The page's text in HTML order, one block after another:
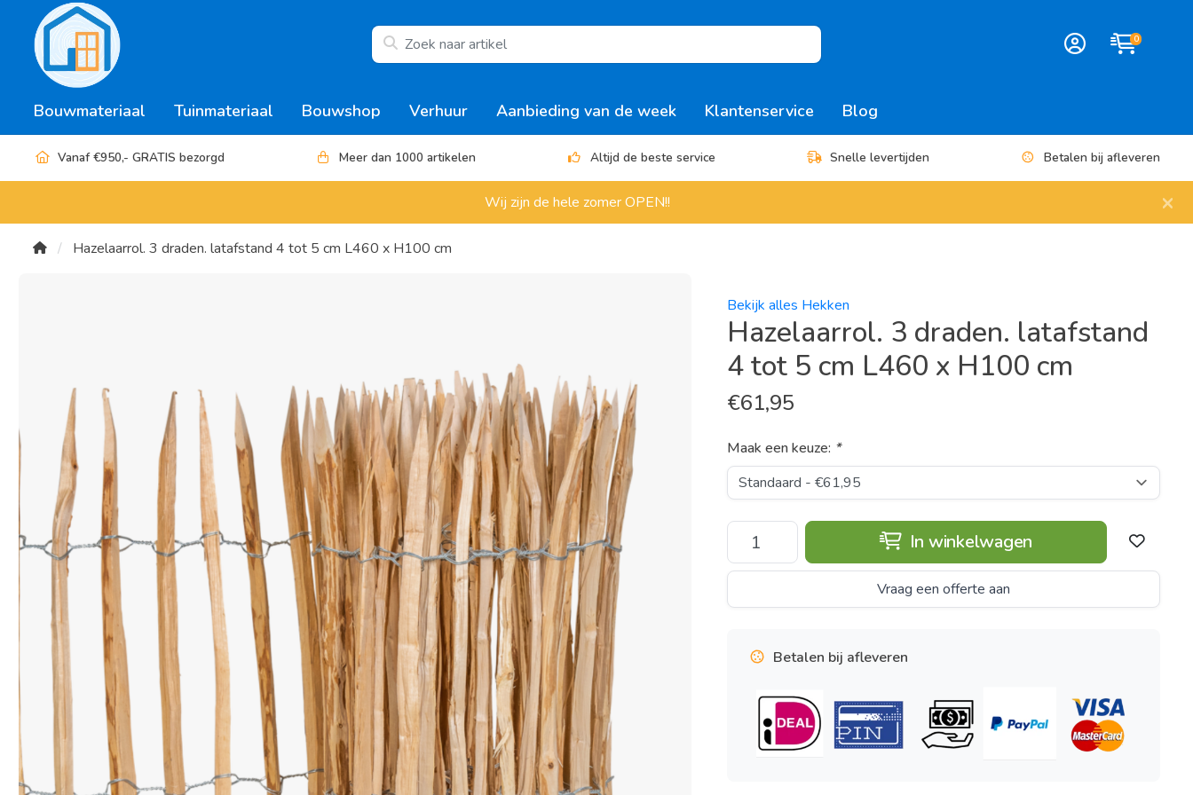
0
Bouwmateriaal Tuinmateriaal Bouwshop Verhuur Aanbieding van de week Klantenservice Blog
Vanaf €950,- GRATIS bezorgd Meer dan 1000 artikelen Altijd de beste service Snelle levertijden Betalen bij afleveren
Wij zijn de hele zomer OPEN!! ×
Hazelaarrol. 3 draden. latafstand 4 tot 5 cm L460 x H100 cm
Bekijk alles Hekken
Hazelaarrol. 3 draden. latafstand
4 tot 5 cm L460 x H100 cm
€61,95
Maak een keuze: *
In winkelwagen
Vraag een offerte aan
Betalen bij afleveren